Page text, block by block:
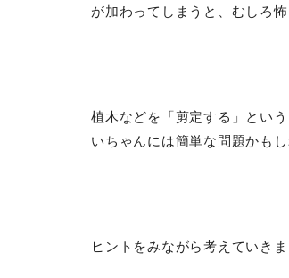
が加わってしまうと、むしろ怖
植木などを「剪定する」とい
いちゃんには簡単な問題かも
ヒントをみながら考えていきま